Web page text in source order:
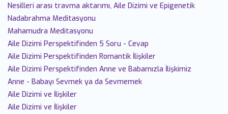
Nesilleri arası travma aktarımı, Aile Dizimi ve Epigenetik
Nadabrahma Meditasyonu
Mahamudra Meditasyonu
Aile Dizimi Perspektifinden 5 Soru - Cevap
Aile Dizimi Perspektifinden Romantik İlişkiler
Aile Dizimi Perspektifinden Anne ve Babamızla İlişkimiz
Anne - Babayı Sevmek ya da Sevmemek
Aile Dizimi ve İlişkiler
Aile Dizimi ve İlişkiler